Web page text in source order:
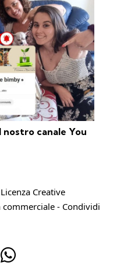
canale You
Creative
- Condividi